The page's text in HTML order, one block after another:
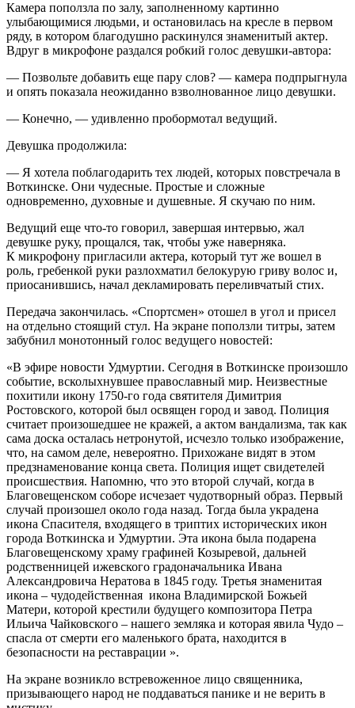
Камера поползла по залу, заполненному картинно
улыбающимися людьми, и остановилась на кресле в первом
ряду, в котором благодушно раскинулся знаменитый актер.
Вдруг в микрофоне раздался робкий голос девушки-автора:
— Позвольте добавить еще пару слов? — камера подпрыгнула
и опять показала неожиданно взволнованное лицо девушки.
— Конечно, — удивленно пробормотал ведущий.
Девушка продолжила:
— Я хотела поблагодарить тех людей, которых повстречала в
Воткинске. Они чудесные. Простые и сложные
одновременно, духовные и душевные. Я скучаю по ним.
Ведущий еще что-то говорил, завершая интервью, жал
девушке руку, прощался, так, чтобы уже наверняка.
К микрофону пригласили актера, который тут же вошел в
роль, гребенкой руки разлохматил белокурую гриву волос и,
приосанившись, начал декламировать переливчатый стих.
Передача закончилась. «Спортсмен» отошел в угол и присел
на отдельно стоящий стул. На экране поползли титры, затем
забубнил монотонный голос ведущего новостей:
«В эфире новости Удмуртии. Сегодня в Воткинске произошло
событие, всколыхнувшее православный мир. Неизвестные
похитили икону 1750-го года святителя Димитрия
Ростовского, которой был освящен город и завод. Полиция
считает произошедшее не кражей, а актом вандализма, так как
сама доска осталась нетронутой, исчезло только изображение,
что, на самом деле, невероятно. Прихожане видят в этом
предзнаменование конца света. Полиция ищет свидетелей
происшествия. Напомню, что это второй случай, когда в
Благовещенском соборе исчезает чудотворный образ. Первый
случай произошел около года назад. Тогда была украдена
икона Спасителя, входящего в триптих исторических икон
города Воткинска и Удмуртии. Эта икона была подарена
Благовещенскому храму графиней Козыревой, дальней
родственницей ижевского градоначальника Ивана
Александровича Нератова в 1845 году. Третья знаменитая
икона – чудодейственная икона Владимирской Божьей
Матери, которой крестили будущего композитора Петра
Ильича Чайковского – нашего земляка и которая явила Чудо –
спасла от смерти его маленького брата, находится в
безопасности на реставрации ».
На экране возникло встревоженное лицо священника,
призывающего народ не поддаваться панике и не верить в